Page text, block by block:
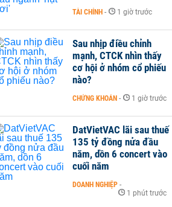
TÀI CHÍNH - 1 giờ trước
Sau nhịp điều chỉnh
mạnh, CTCK nhìn thấy
cơ hội ở nhóm cổ phiếu
nào?
CHỨNG KHOÁN - 1 giờ trước
DatVietVAC lãi sau thuế
135 tỷ đồng nửa đầu
năm, dồn 6 concert vào
cuối năm
DOANH NGHIỆP -
1 phút trước